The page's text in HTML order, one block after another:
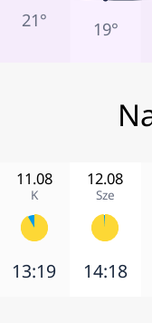
21° 19°
11.08
K
13:19
12.08
Sze
14:18